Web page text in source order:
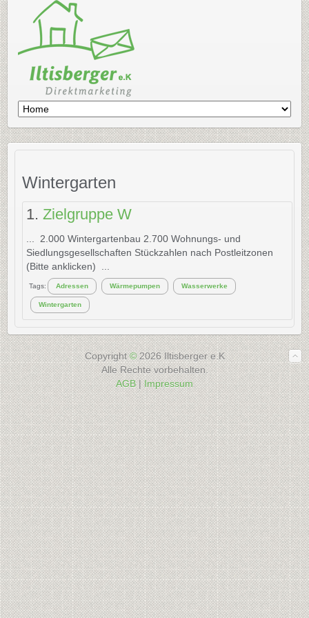
Wintergarten
1. Zielgruppe W
... 2.000 Wintergartenbau 2.700 Wohnungs- und
Siedlungsgesellschaften Stückzahlen nach Postleitzonen
(Bitte anklicken) ...
Tags: Adressen Wärmepumpen Wasserwerke
Wintergarten
Copyright©2026 Iltisberger e.K
Alle Rechte vorbehalten.
AGB|Impressum